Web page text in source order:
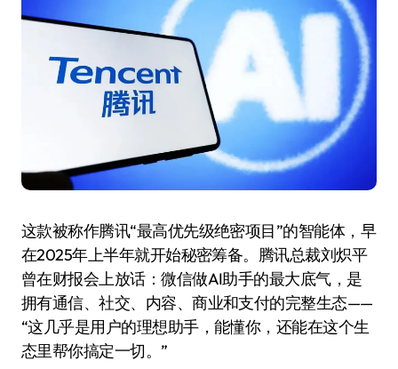
这款被称作腾讯“最高优先级绝密项目”的智能体，早
在2025年上半年就开始秘密筹备。腾讯总裁刘炽平
曾在财报会上放话：微信做AI助手的最大底气，是
拥有通信、社交、内容、商业和支付的完整生态——
“这几乎是用户的理想助手，能懂你，还能在这个生
态里帮你搞定一切。”